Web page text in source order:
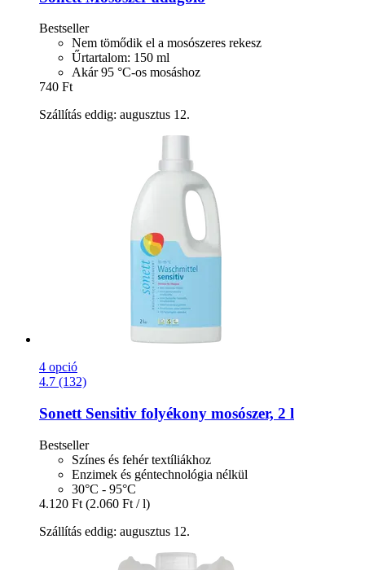
Bestseller
Nem tömődik el a mosószeres rekesz
Űrtartalom: 150 ml
Akár 95 °C-os mosáshoz
740 Ft
Szállítás eddig: augusztus 12.
4 opció
4.7 (132)
Sonett Sensitiv folyékony mosószer, 2 l
Bestseller
Színes és fehér textíliákhoz
Enzimek és géntechnológia nélkül
30°C - 95°C
4.120 Ft (2.060 Ft / l)
Szállítás eddig: augusztus 12.